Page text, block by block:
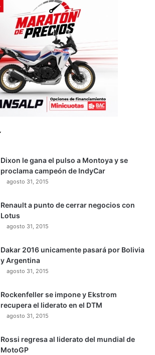
Dixon le gana el pulso a Montoya y se
proclama campeón de IndyCar
agosto 31, 2015
Renault a punto de cerrar negocios con
Lotus
agosto 31, 2015
Dakar 2016 unicamente pasará por Bolivia
y Argentina
agosto 31, 2015
Rockenfeller se impone y Ekstrom
recupera el liderato en el DTM
agosto 31, 2015
Rossi regresa al liderato del mundial de
MotoGP